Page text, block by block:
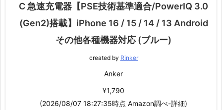
C 急速充電器【PSE技術基準適合/PowerIQ 3.0
(Gen2)搭載】iPhone 16 / 15 / 14 / 13 Android
その他各種機器対応 (ブルー)
created by Rinker
Anker
¥1,790
(2026/08/07 18:27:35時点 Amazon調べ-詳細)